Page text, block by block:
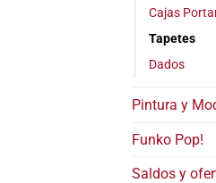
Cajas
Tapetes
Dados
Pintura y
Funko Pop!
Saldos y